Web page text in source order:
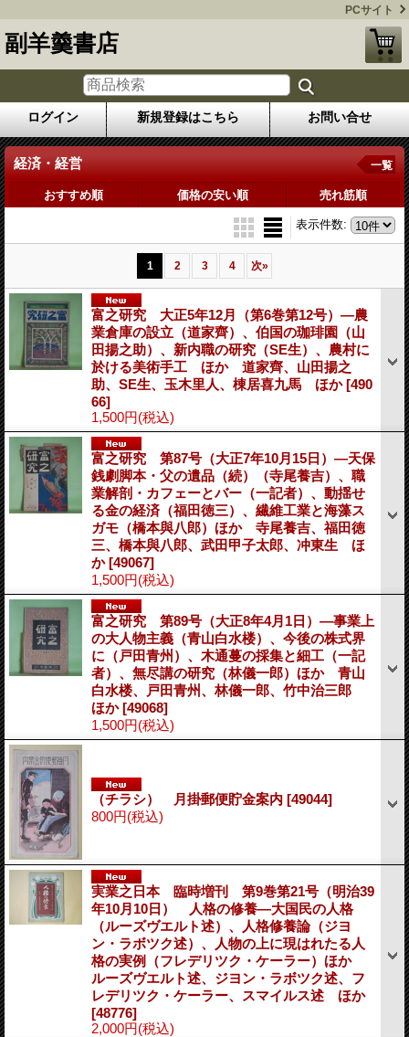
PCサイト
副羊羹書店
ログイン 新規登録はこちら お問い合せ
経済・経営 一覧
おすすめ順 価格の安い順 売れ筋順
表示件数:
1 2 3 4 次»
富之研究 大正5年12月（第6巻第12号）―農
業倉庫の設立（道家齊）、伯国の珈琲園（山
田揚之助）、新内職の研究（SE生）、農村に
於ける美術手工 ほか 道家齊、山田揚之
助、SE生、玉木里人、棟居喜九馬 ほか[490
66]
1,500円(税込)
富之研究 第87号（大正7年10月15日）―天保
銭劇脚本・父の遺品（続）（寺尾養吉）、職
業解剖・カフェーとバー（一記者）、動揺せ
る金の経済（福田徳三）、繊維工業と海藻ス
ガモ（橋本與八郎）ほか 寺尾養吉、福田徳
三、橋本與八郎、武田甲子太郎、冲東生 ほ
か[49067]
1,500円(税込)
富之研究 第89号（大正8年4月1日）―事業上
の大人物主義（青山白水楼）、今後の株式界
に（戸田青州）、木通蔓の採集と細工（一記
者）、無尽講の研究（林儀一郎）ほか 青山
白水楼、戸田青州、林儀一郎、竹中治三郎
ほか[49068]
1,500円(税込)
（チラシ） 月掛郵便貯金案内 [49044]
800円(税込)
実業之日本 臨時増刊 第9巻第21号（明治39
年10月10日） 人格の修養―大国民の人格
（ルーズヴエルト述）、人格修養論（ジヨ
ン・ラボツク述）、人物の上に現はれたる人
格の実例（フレデリツク・ケーラー）ほか
ルーズヴエルト述、ジヨン・ラボツク述、フ
レデリツク・ケーラー、スマイルス述 ほか
[48776]
2,000円(税込)